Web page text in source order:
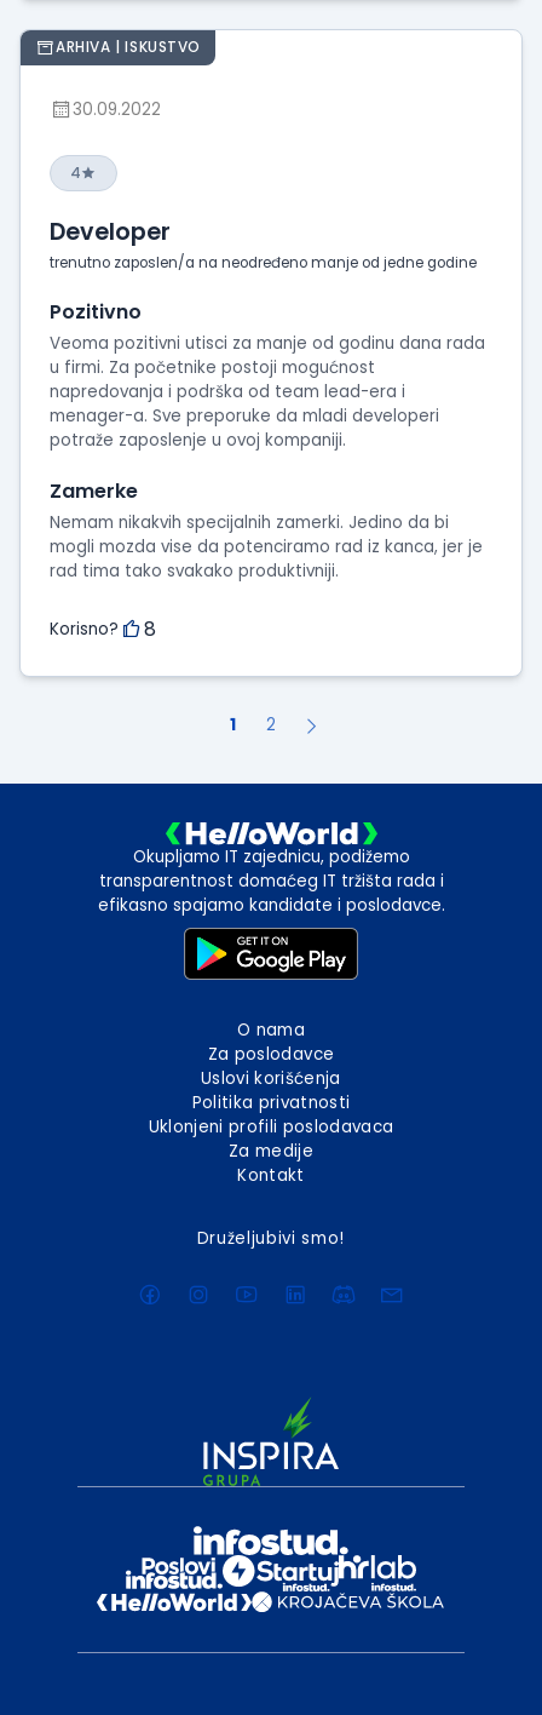
ARHIVA | ISKUSTVO
30.09.2022
4
Developer
trenutno zaposlen/a na neodređeno manje od jedne godine
Pozitivno
Veoma pozitivni utisci za manje od godinu dana rada
u firmi. Za početnike postoji mogućnost
napredovanja i podrška od team lead-era i
menager-a. Sve preporuke da mladi developeri
potraže zaposlenje u ovoj kompaniji.
Zamerke
Nemam nikakvih specijalnih zamerki. Jedino da bi
mogli mozda vise da potenciramo rad iz kanca, jer je
rad tima tako svakako produktivniji.
Korisno? 8
1 2
Okupljamo IT zajednicu, podižemo
transparentnost domaćeg IT tržišta rada i
efikasno spajamo kandidate i poslodavce.
O nama
Za poslodavce
Uslovi korišćenja
Politika privatnosti
Uklonjeni profili poslodavaca
Za medije
Kontakt
Druželjubivi smo!